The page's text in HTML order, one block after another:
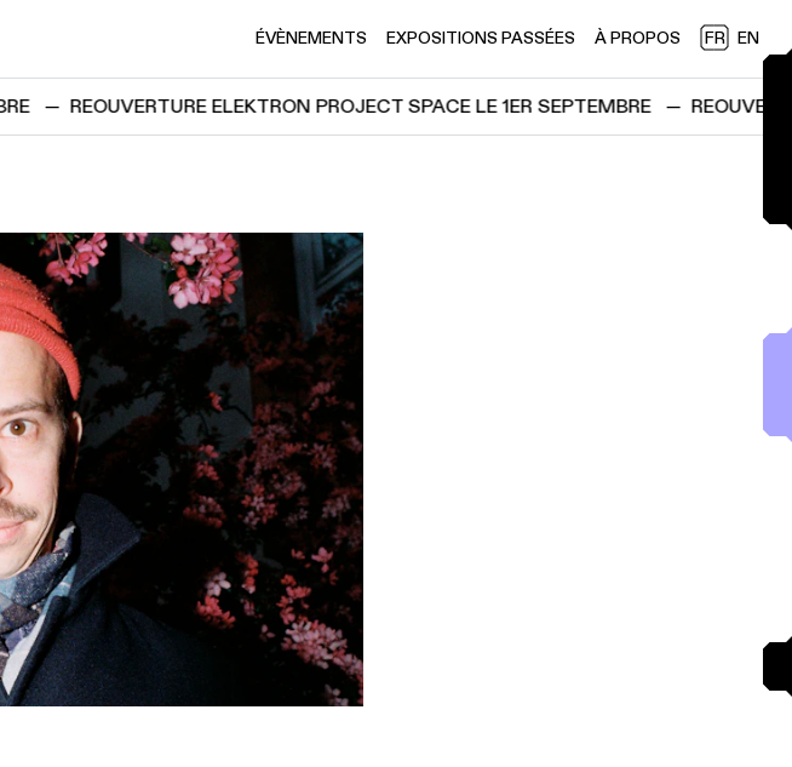
ÉVÈNEMENTS EXPOSITIONS PASSÉES À PROPOS FR EN
— REOUVERTURE ELEKTRON PROJECT SPACE LE 1ER SEPTEMBRE —